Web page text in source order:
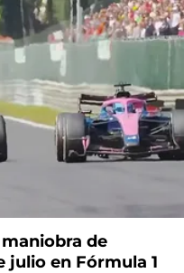
maniobra de
julio en Fórmula 1